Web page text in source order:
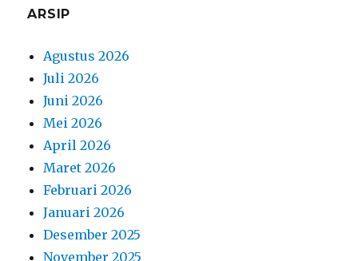
ARSIP
Agustus 2026
Juli 2026
Juni 2026
Mei 2026
April 2026
Maret 2026
Februari 2026
Januari 2026
Desember 2025
November 2025